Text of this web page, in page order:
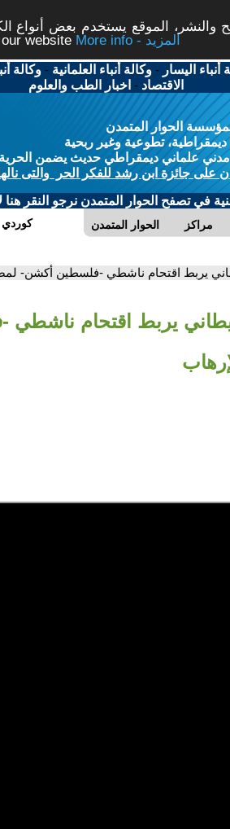
الموقع يستخدم بعض أنواع
website
More info - المزيد
أنباء اليسار -وكالة أنباء العلمانية -وكالة
الاقتصاد - اخبار الطب والعلوم
الحوار المتمدن
ديمقراطية، تطوعية وغير ربحية
علماني ديمقراطي حديث يضمن الحرية
على جائزة ابن رشد للفكر الحر والتى
في تصفح الحوار المتمدن نرجو النقر هنا
الحوار المتمدن مراكز كوردي
يربط اقتحام ناشطي -فلسطين أكشن-
يربط اقتحام